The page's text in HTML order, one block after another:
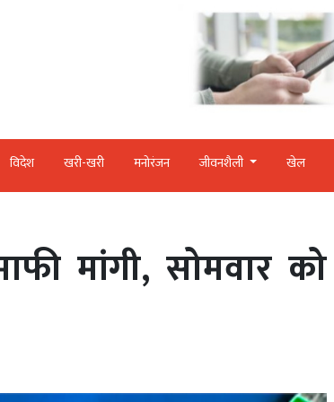
विदेश खरी-खरी मनोरंजन जीवनशैली खेल
मांगी, सोमवार को